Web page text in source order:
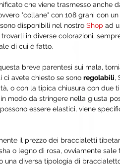
che viene trasmesso anche
"collane" con 108 grani con
disponibili nel nostro Shop ad
trovarli in diverse colorazioni,
di cui è fatto.
breve parentesi sui mala,
ci avete chiesto se sono regolabili,
o con la tipica chiusura con due
modo da stringere nella giusta
essere elastici, viene
il prezzo dei braccialetti
o legno di rosa, ovviamente
una diversa tipologia di